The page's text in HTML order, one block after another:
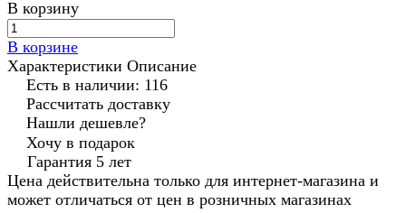
В корзину
В корзине
Характеристики Описание
Есть в наличии: 116
Рассчитать доставку
Нашли дешевле?
Хочу в подарок
Гарантия 5 лет
Цена действительна только для интернет-магазина и
может отличаться от цен в розничных магазинах